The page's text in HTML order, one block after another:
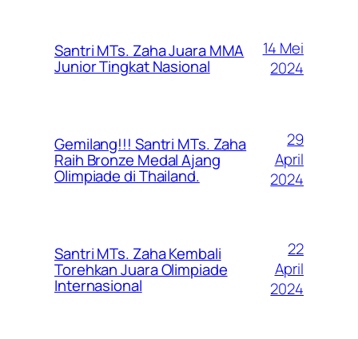
Santri MTs. Zaha Juara MMA
Junior Tingkat Nasional
14 Mei
2024
Gemilang!!! Santri MTs. Zaha
Raih Bronze Medal Ajang
Olimpiade di Thailand.
29
April
2024
Santri MTs. Zaha Kembali
Torehkan Juara Olimpiade
Internasional
22
April
2024